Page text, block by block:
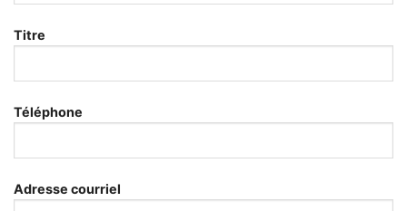
Titre
Téléphone
Adresse courriel